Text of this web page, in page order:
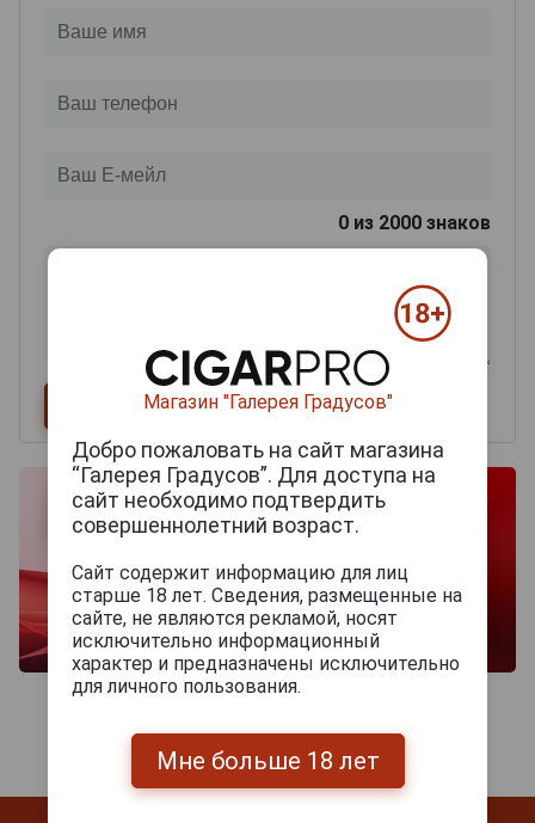
0 из 2000 знаков
Магазин "Галерея Градусов"
Добро пожаловать на сайт магазина
“Галерея Градусов”. Для доступа на
сайт необходимо подтвердить
совершеннолетний возраст.
Сайт содержит информацию для лиц
старше 18 лет. Сведения, размещенные на
сайте, не являются рекламой, носят
исключительно информационный
характер и предназначены исключительно
для личного пользования.
Мне больше 18 лет